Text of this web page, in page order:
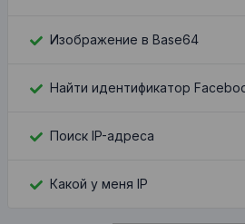
Изображение в Base64
Найти идентификатор
Поиск IP-адреса
Какой у меня IP